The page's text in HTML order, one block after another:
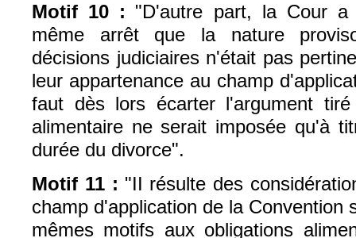
Motif 10 : "D'autre part, la Cour
même arrêt que la nature
décisions judiciaires n'était pas
leur appartenance au champ
faut dès lors écarter l'argument
alimentaire ne serait imposée qu'à
durée du divorce".
Motif 11 : "II résulte des
champ d'application de la Convention
mêmes motifs aux obligations